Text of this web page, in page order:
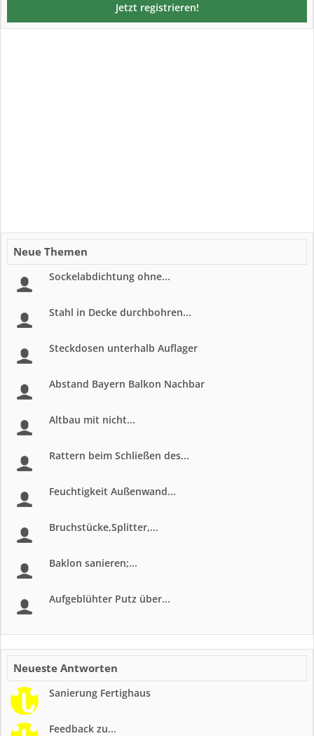
Jetzt registrieren!
Neue Themen
Sockelabdichtung ohne...
Stahl in Decke durchbohren...
Steckdosen unterhalb Auflager
Abstand Bayern Balkon Nachbar
Altbau mit nicht...
Rattern beim Schließen des...
Feuchtigkeit Außenwand...
Bruchstücke,Splitter,...
Baklon sanieren;...
Aufgeblühter Putz über...
Neueste Antworten
Sanierung Fertighaus
Feedback zu...